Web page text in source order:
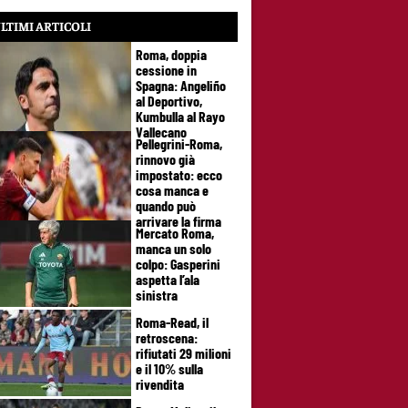
ARTICOLI
Roma, doppia
cessione in
Spagna: Angeliño
al Deportivo,
Kumbulla al Rayo
Vallecano
Pellegrini-Roma,
rinnovo già
impostato: ecco
cosa manca e
quando può
arrivare la firma
Mercato Roma,
manca un solo
colpo: Gasperini
aspetta l’ala
sinistra
Roma-Read, il
retroscena:
rifiutati 29 milioni
e il 10% sulla
rivendita